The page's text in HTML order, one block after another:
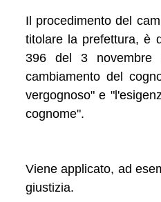
Il procedimento del
titolare la prefettura, è
396 del 3 novembre
cambiamento del
vergognoso" e
cognome".
Viene applicato, ad
giustizia.